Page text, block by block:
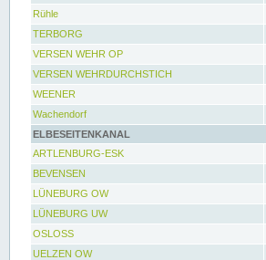
Rühle
TERBORG
VERSEN WEHR OP
VERSEN WEHRDURCHSTICH
WEENER
Wachendorf
ELBESEITENKANAL
ARTLENBURG-ESK
BEVENSEN
LÜNEBURG OW
LÜNEBURG UW
OSLOSS
UELZEN OW